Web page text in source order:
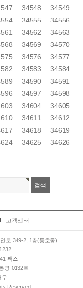
34548
34549
34555
34556
34562
34563
34569
34570
34576
34577
34583
34584
34590
34591
34597
34598
34604
34605
34611
34612
34618
34619
34625 34626
고객센터
로 349-2, 1층(동호동)
팩스
영-0132호
우
Reserved.